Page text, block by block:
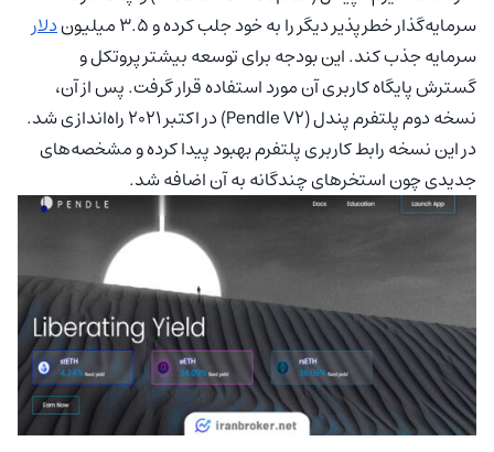
سرمایه‌گذار خطرپذیر دیگر را به خود جلب کرده و ۳.۵ میلیون
دلار
سرمایه جذب کند. این بودجه برای توسعه بیشتر پروتکل و
گسترش پایگاه کاربری آن مورد استفاده قرار گرفت. پس از آن،
نسخه دوم پلتفرم پندل (Pendle V2) در اکتبر ۲۰۲۱ راه‌اندازی شد.
در این نسخه رابط کاربری پلتفرم بهبود پیدا کرده و مشخصه‌های
جدیدی چون استخرهای چندگانه به آن اضافه شد.